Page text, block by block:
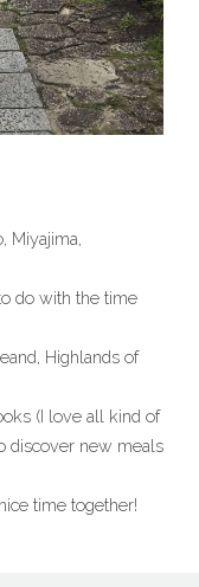
Miyajima,
do with the time
Highlands of
(I love all kind of
discover new meals
time together!